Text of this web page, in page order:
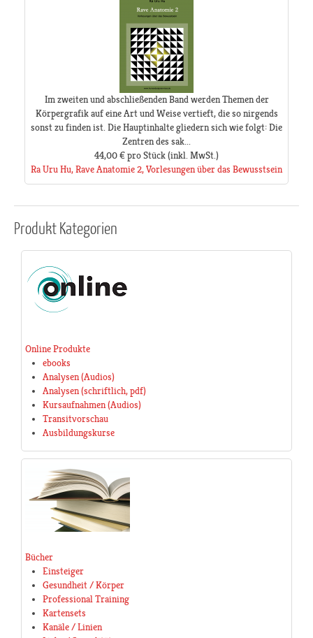
Im zweiten und abschließenden Band werden Themen der
Körpergrafik auf eine Art und Weise vertieft, die so nirgends
sonst zu finden ist. Die Hauptinhalte gliedern sich wie folgt: Die
Zentren des sak...
44,00 €pro Stück(inkl. MwSt.)
Ra Uru Hu, Rave Anatomie 2, Vorlesungen über das Bewusstsein
ProduktKategorien
Online Produkte
ebooks
Analysen (Audios)
Analysen (schriftlich, pdf)
Kursaufnahmen (Audios)
Transitvorschau
Ausbildungskurse
Bücher
Einsteiger
Gesundheit / Körper
Professional Training
Kartensets
Kanäle / Linien